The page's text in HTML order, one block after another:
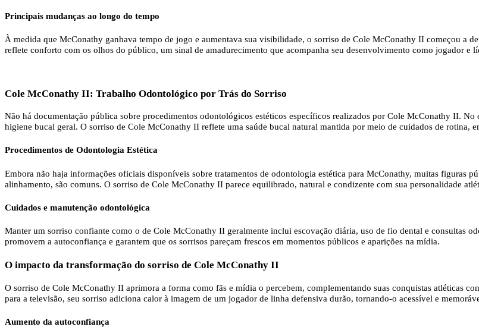
Principais mudanças ao longo do tempo
À medida que McConathy ganhava tempo de jogo e aumentava sua visibilidade, o sorriso de Cole McConathy II começou a
reflete conforto com os olhos do público, um sinal de amadurecimento que acompanha seu desenvolvimento como jogador e
Cole McConathy II: Trabalho Odontológico por Trás do Sorriso
Não há documentação pública sobre procedimentos odontológicos estéticos específicos realizados por Cole McConathy II. No
higiene bucal geral. O sorriso de Cole McConathy II reflete uma saúde bucal natural mantida por meio de cuidados de rotina,
Procedimentos de Odontologia Estética
Embora não haja informações oficiais disponíveis sobre tratamentos de odontologia estética para McConathy, muitas figuras
alinhamento, são comuns. O sorriso de Cole McConathy II parece equilibrado, natural e condizente com sua personalidade
Cuidados e manutenção odontológica
Manter um sorriso confiante como o de Cole McConathy II geralmente inclui escovação diária, uso de fio dental e consultas
promovem a autoconfiança e garantem que os sorrisos pareçam frescos em momentos públicos e aparições na mídia.
O impacto da transformação do sorriso de Cole McConathy II
O sorriso de Cole McConathy II aprimora a forma como fãs e mídia o percebem, complementando suas conquistas atléticas
para a televisão, seu sorriso adiciona calor à imagem de um jogador de linha defensiva durão, tornando-o acessível e
Aumento da autoconfiança